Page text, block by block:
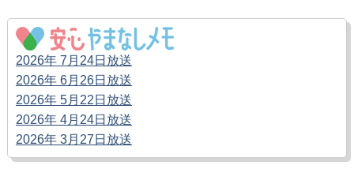
2026年 7月24日放送
2026年 6月26日放送
2026年 5月22日放送
2026年 4月24日放送
2026年 3月27日放送